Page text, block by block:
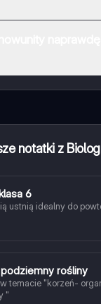
otrzymać za
notatki z
6
ustnią idealny do
rośliny
temacie "korzeń-
"